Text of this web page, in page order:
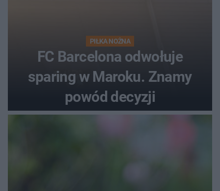
PIŁKA NOŻNA
FC Barcelona odwołuje
sparing w Maroku. Znamy
powód decyzji